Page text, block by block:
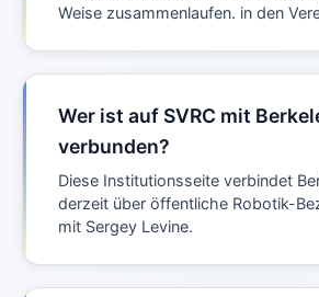
Weise zusammenlaufen. in den
Wer ist auf SVRC mit
verbunden?
Diese Institutionsseite verbindet
derzeit über öffentliche Robotik-
mit Sergey Levine.